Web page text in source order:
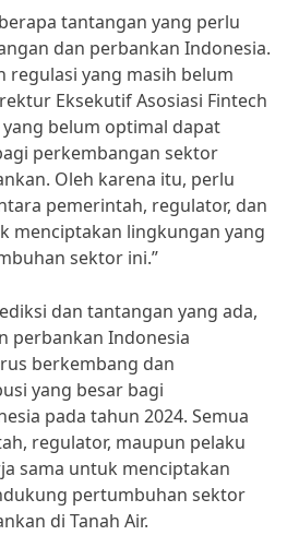
tantangan yang perlu
dan perbankan Indonesia.
regulasi yang masih belum
Eksekutif Asosiasi Fintech
yang belum optimal dapat
perkembangan sektor
Oleh karena itu, perlu
pemerintah, regulator, dan
menciptakan lingkungan yang
sektor ini.”
dan tantangan yang ada,
perbankan Indonesia
berkembang dan
yang besar bagi
pada tahun 2024. Semua
regulator, maupun pelaku
sama untuk menciptakan
pertumbuhan sektor
di Tanah Air.